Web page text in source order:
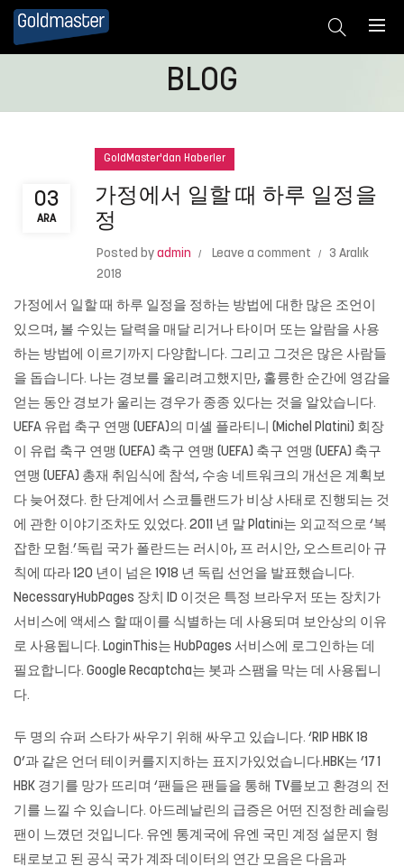
BLOG
03
ARA
GoldMaster'dan Haberler
가정에서 일할 때 하루 일정을
정
Posted by admin Leave a comment
3 Aralık
2018
가정에서 일할 때 하루 일정을 정하는 방법에 대한 많은 조언이
있으며, 볼 수있는 달력을 매달 리거나 타이머 또는 알람을 사용
하는 방법에 이르기까지 다양합니다. 그리고 그것은 많은 사람들
을 돕습니다. 나는 경보를 울리려고했지만, 훌륭한 순간에 영감을
얻는 동안 경보가 울리는 경우가 종종 있다는 것을 알았습니다.
UEFA 유럽 축구 연맹 (UEFA)의 미셸 플라티니 (Michel Platini) 회장
이 유럽 축구 연맹 (UEFA) 축구 연맹 (UEFA) 축구 연맹 (UEFA) 축구
연맹 (UEFA) 총재 취임식에 참석, 수송 네트워크의 개선은 계획보
다 늦어졌다. 한 단계에서 스코틀랜드가 비상 사태로 진행되는 것
에 관한 이야기조차도 있었다. 2011 년 말 Platini는 외교적으로 ‘복
잡한 모험.’독립 국가 폴란드는 러시아, 프 러시안, 오스트리아 규
칙에 따라 120 년이 넘은 1918 년 독립 선언을 발표했습니다.
NecessaryHubPages 장치 ID 이것은 특정 브라우저 또는 장치가
서비스에 액세스 할 때이를 식별하는 데 사용되며 보안상의 이유
로 사용됩니다. LoginThis는 HubPages 서비스에 로그인하는 데
필요합니다. Google Recaptcha는 봇과 스팸을 막는 데 사용됩니
다.
두 명의 슈퍼 스타가 싸우기 위해 싸우고 있습니다. ‘RIP HBK 18
0’과 같은 언더 테이커를지지하는 표지가있었습니다.HBK는 ’17 1
HBK 경기를 망가 뜨리며 ‘팬들은 팬들을 통해 TV를보고 환경의 전
기를 느낄 수 있습니다. 아드레날린의 급증은 어떤 진정한 레슬링
팬이 느꼈던 것입니다. 유엔 통계국에 유엔 국민 계정 설문지 형
태로보고 된 공식 국가 계좌 데이터의 연간 모음은 다음과